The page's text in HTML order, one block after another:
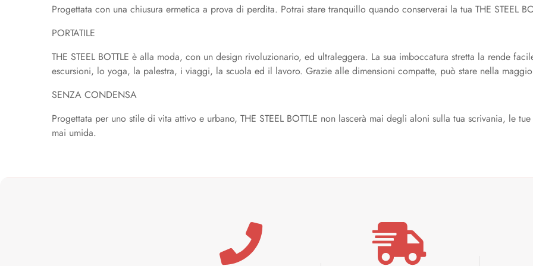
Progettata con una chiusura ermetica a prova di perdita. Potrai stare tranquillo quando conserverai la tua THE STEEL
PORTATILE
THE STEEL BOTTLE è alla moda, con un design rivoluzionario, ed ultraleggera. La sua imboccatura stretta la rende
escursioni, lo yoga, la palestra, i viaggi, la scuola ed il lavoro. Grazie alle dimensioni compatte, può stare nella
SENZA CONDENSA
Progettata per uno stile di vita attivo e urbano, THE STEEL BOTTLE non lascerà mai degli aloni sulla tua scrivania, le
mai umida.